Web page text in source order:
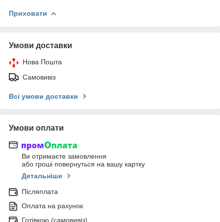
Приховати
Умови доставки
Нова Пошта
Самовивіз
Всі умови доставки
Умови оплати
Ви отримаєте замовлення
або гроші повернуться на вашу картку
Детальніше
Післяплата
Оплата на рахунок
Готівкою (самовивіз)